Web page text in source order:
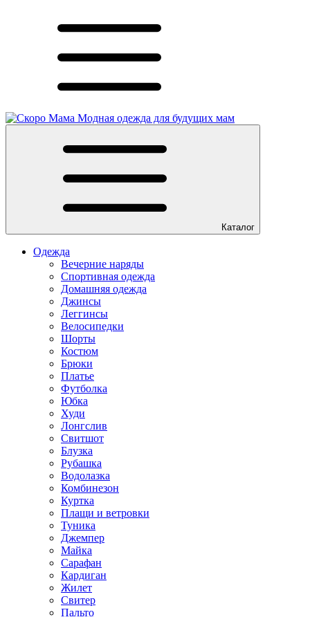
Модная одежда для будущих мам
Каталог
Одежда
Вечерние наряды
Спортивная одежда
Домашняя одежда
Джинсы
Леггинсы
Велосипедки
Шорты
Костюм
Брюки
Платье
Футболка
Юбка
Худи
Лонгслив
Свитшот
Блузка
Рубашка
Водолазка
Комбинезон
Куртка
Плащи и ветровки
Туника
Джемпер
Майка
Сарафан
Кардиган
Жилет
Свитер
Пальто